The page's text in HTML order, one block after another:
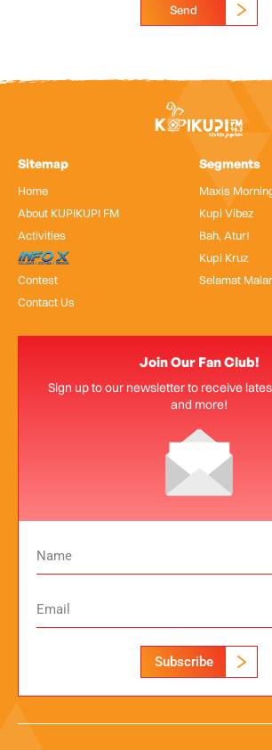
Send
Sitemap
Home
About KUPIKUPI FM
Activities
InfoX
Contest
Contact Us
Segments
Maxis
Kupi Vibez
Bah, Atur!
Kupi Kruz
Selamat
Join Our Fan Club!
Sign up to our newsletter to receive
and more!
Subscribe